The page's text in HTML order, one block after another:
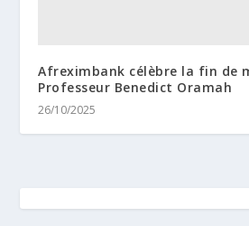
Afreximbank célèbre la fin de
Professeur Benedict Oramah
26/10/2025